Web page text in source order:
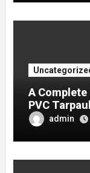
A
PVC
Company
admin